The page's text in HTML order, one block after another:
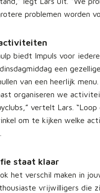
problemen worden
biedt Impuls voor
een
van een heerlijk
organiseren we
vertelt Lars. “Loop
om te kijken welke
staat klaar
het verschil maken in
vrijwilligers die